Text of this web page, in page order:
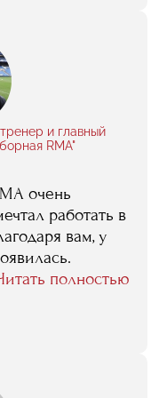
и главный
RMA"
очень
работать в
вам, у
трех
эта
как она
полностью